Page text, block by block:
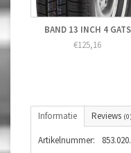
BAND 13 INCH 4 GATS
€125,16
Informatie Reviews (0)
Artikelnummer: